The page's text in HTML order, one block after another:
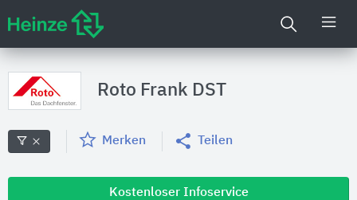
Roto Frank DST
Merken Teilen
Kostenloser Infoservice